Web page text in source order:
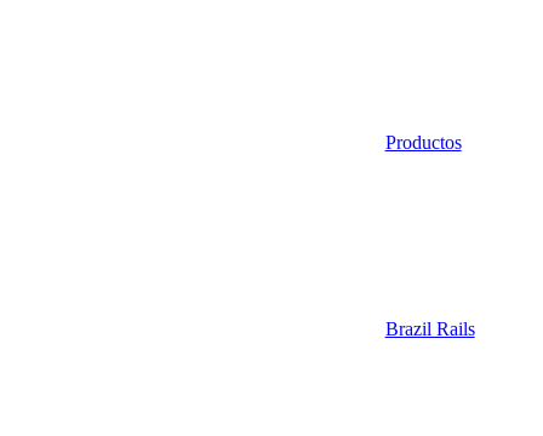
Productos
Brazil Rails